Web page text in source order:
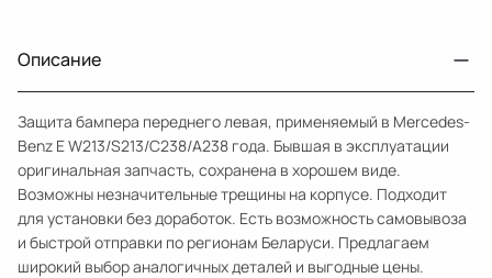
Описание
Защита бампера переднего левая, применяемый в Mercedes-
Benz E W213/S213/C238/A238 года. Бывшая в эксплуатации
оригинальная запчасть, сохранена в хорошем виде.
Возможны незначительные трещины на корпусе. Подходит
для установки без доработок. Есть возможность самовывоза
и быстрой отправки по регионам Беларуси. Предлагаем
широкий выбор аналогичных деталей и выгодные цены.